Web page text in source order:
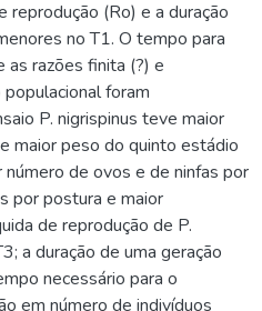
(Ro) e a duração
no T1. O tempo para
as razões finita (?) e
foram
P. nigrispinus teve maior
maior peso do quinto estádio
de ovos e de ninfas por
por postura e maior
de reprodução de P.
a duração de uma geração
necessário para o
em número de indivíduos